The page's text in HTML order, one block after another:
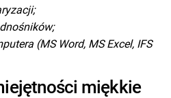
(MS Word, MS Excel, IFS
miękkie